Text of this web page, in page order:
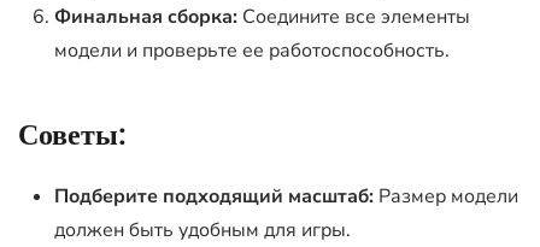
Финальная сборка: Соедините все элементы
модели и проверьте ее работоспособность.
Советы:
Подберите подходящий масштаб: Размер модели
должен быть удобным для игры.